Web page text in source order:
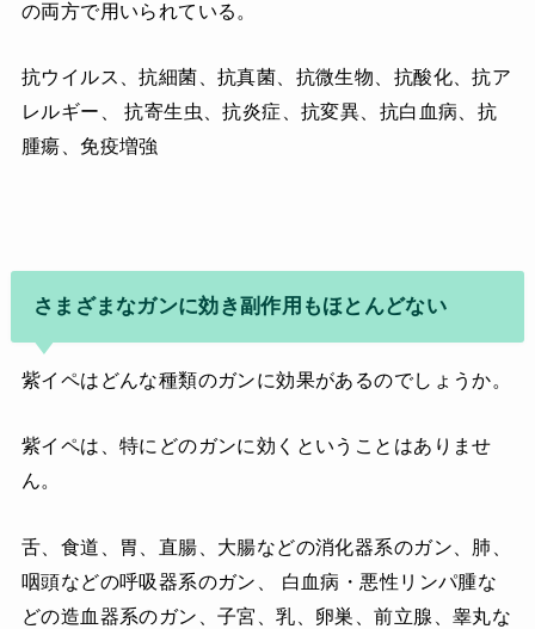
の両方で用いられている。
抗ウイルス、抗細菌、抗真菌、抗微生物、抗酸化、抗ア
レルギー、 抗寄生虫、抗炎症、抗変異、抗白血病、抗
腫瘍、免疫増強
さまざまなガンに効き副作用もほとんどない
紫イペはどんな種類のガンに効果があるのでしょうか。
紫イペは、特にどのガンに効くということはありませ
ん。
舌、食道、胃、直腸、大腸などの消化器系のガン、肺、
咽頭などの呼吸器系のガン、 白血病・悪性リンパ腫な
どの造血器系のガン、子宮、乳、卵巣、前立腺、睾丸な